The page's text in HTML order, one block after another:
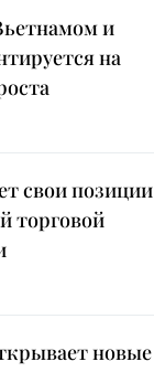
и
на
свои позиции
торговой
новые